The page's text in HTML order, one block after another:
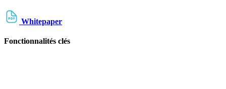
Whitepaper
Fonctionnalités clés